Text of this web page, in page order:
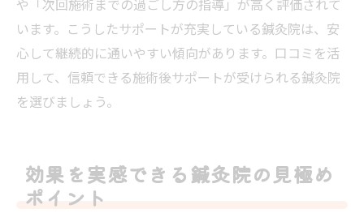
います。こうしたサポートが充実している鍼灸院は、安
心して継続的に通いやすい傾向があります。口コミを活
用して、信頼できる施術後サポートが受けられる鍼灸院
を選びましょう。
効果を実感できる鍼灸院の見極め
ポイント